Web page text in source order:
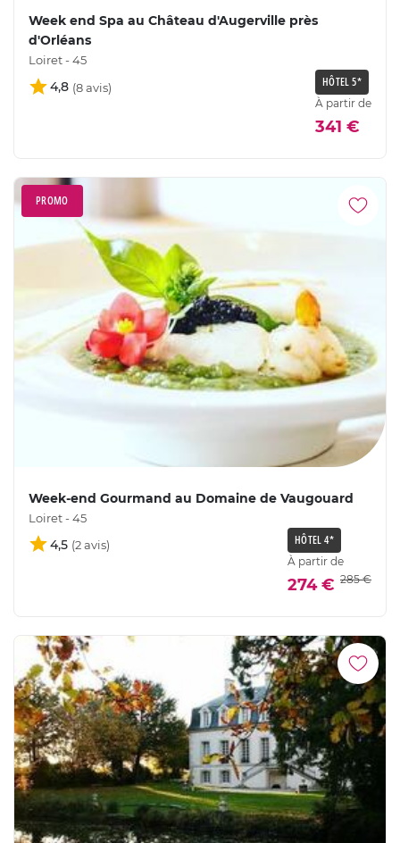
Week end Spa au Château d'Augerville près
d'Orléans
Loiret - 45
4,8 HÔTEL 5*
À partir de
341 €
PROMO
Week-end Gourmand au Domaine de Vaugouard
Loiret - 45
4,5 HÔTEL 4*
À partir de
274 € 285 €